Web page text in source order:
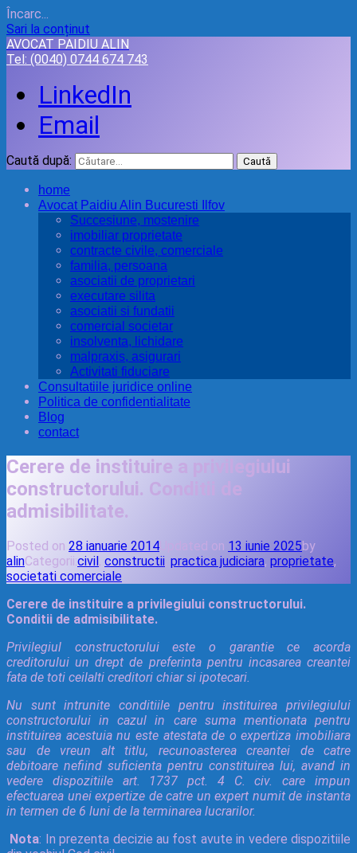
Încarc...
Sari la conținut
AVOCAT PAIDIU ALIN
Tel: (0040) 0744 674 743
LinkedIn
Email
Caută după:
home
Avocat Paidiu Alin Bucuresti Ilfov
Succesiune, mostenire
imobiliar proprietate
contracte civile, comerciale
familia, persoana
asociatii de proprietari
executare silita
asociatii si fundatii
comercial societar
insolventa, lichidare
malpraxis, asigurari
Activitati fiduciare
Consultatiile juridice online
Politica de confidentialitate
Blog
contact
Cerere de instituire a privilegiului
constructorului. Conditii de
admisibilitate.
Posted on 28 ianuarie 2014 Updated on 13 iunie 2025by
alinCategorii:civil, constructii practica judiciara, proprietate,
societati comerciale
Cerere de instituire a privilegiului constructorului.
Conditii de admisibilitate.
Privilegiul constructorului este o garantie ce acorda
creditorului un drept de preferinta pentru incasarea creantei
fata de toti ceilalti creditori chiar si ipotecari.
Nu sunt intrunite conditiile pentru instituirea privilegiului
constructorului in cazul in care suma mentionata pentru
instituirea acestuia nu este atestata de o expertiza imobiliara
sau de vreun alt titlu, recunoasterea creantei de catre
debitoare nefiind suficienta pentru constituirea lui, avand in
vedere dispozitiile art. 1737 pct. 4 C. civ. care impun
efectuarea unei expertize de catre un expert numit de instanta
in termen de 6 luni de la terminarea lucrarilor.
Nota: In prezenta decizie au fost avute in vedere dispozitiile